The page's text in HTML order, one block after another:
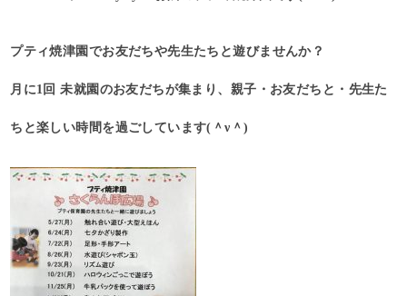
プティ焼津園でお友だちや先生たちと遊びませんか？
月に1回 未就園のお友だちが集まり、親子・お友だちと・先生た
ちと楽しい時間を過ごしています(＾ν＾)